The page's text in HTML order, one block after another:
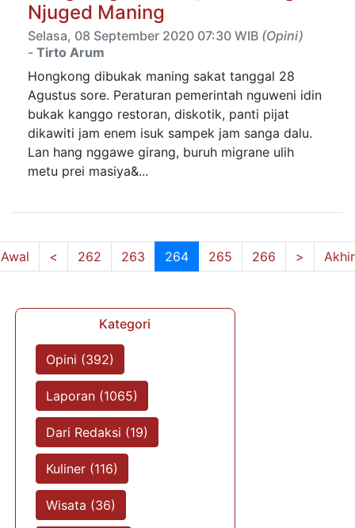
Njuged Maning
Selasa, 08 September 2020 07:30 WIB (Opini)
- Tirto Arum
Hongkong dibukak maning sakat tanggal 28
Agustus sore. Peraturan pemerintah nguweni idin
bukak kanggo restoran, diskotik, panti pijat
dikawiti jam enem isuk sampek jam sanga dalu.
Lan hang nggawe girang, buruh migrane ulih
metu prei masiya&...
Awal < 262 263 264(current)
265 266 > Akhir
Kategori
Opini (392)
Laporan (1065)
Dari Redaksi (19)
Kuliner (116)
Wisata (36)